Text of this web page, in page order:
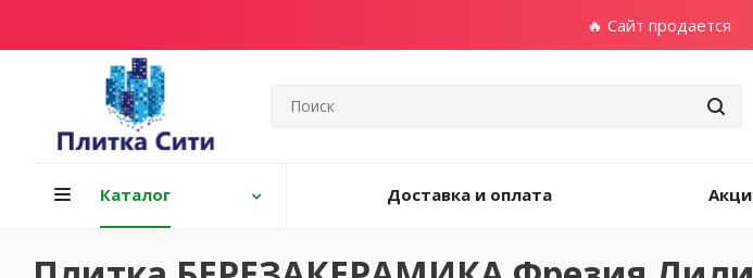
🔥 Сайт продается
Каталог Доставка и оплата